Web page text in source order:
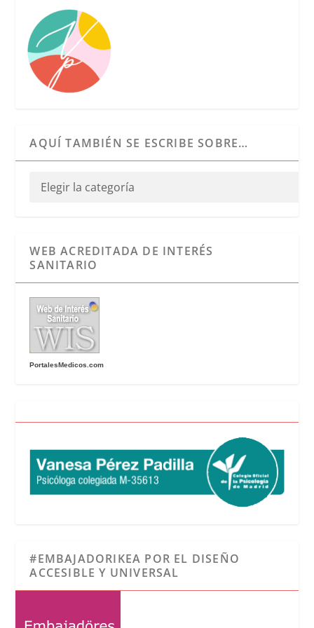
AQUÍ TAMBIÉN SE ESCRIBE SOBRE…
WEB ACREDITADA DE INTERÉS
SANITARIO
PortalesMedicos.com
#EMBAJADORIKEA POR EL DISEÑO
ACCESIBLE Y UNIVERSAL